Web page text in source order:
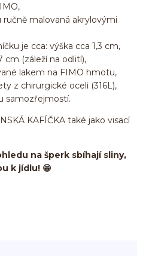
ručně malovaná akrylovými
je cca: výška cca 1,3 cm,
cm (záleží na odlití),
lakem na FIMO hmotu,
z chirurgické oceli (316L),
samozřejmostí.
KAFÍČKA také jako visací
na šperk sbíhají sliny,
k jídlu! 😁